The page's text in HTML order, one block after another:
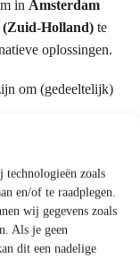
technologieën zoals
en/of te raadplegen.
wij gegevens zoals
Als je geen
dit een nadelige
in Amsterdam
Holland) te
oplossingen.
om (gedeeltelijk)